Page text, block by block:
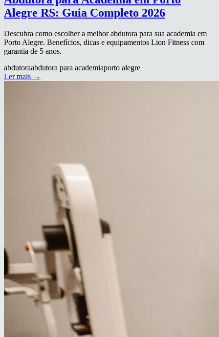
Alegre RS: Guia Completo 2026
Descubra como escolher a melhor abdutora para sua academia em
Porto Alegre. Benefícios, dicas e equipamentos Lion Fitness com
garantia de 5 anos.
abdutoraabdutora para academiaporto alegre
Ler mais →